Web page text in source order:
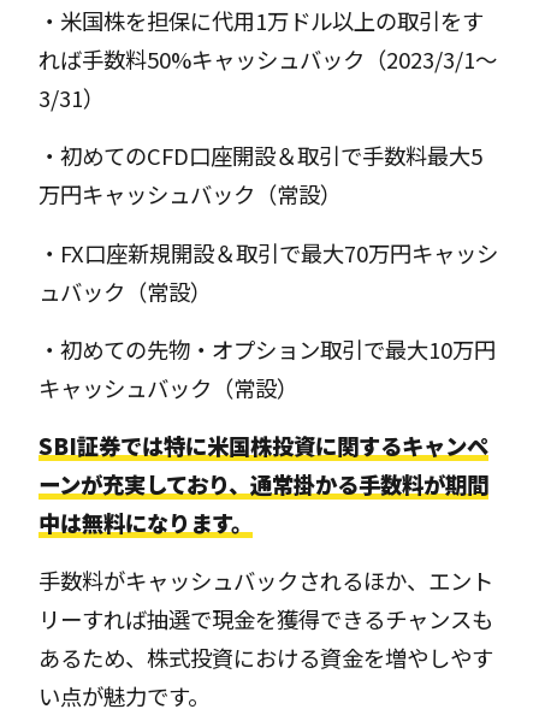
・米国株を担保に代用1万ドル以上の取引をす
れば手数料50%キャッシュバック（2023/3/1〜
3/31）
・初めてのCFD口座開設＆取引で手数料最大5
万円キャッシュバック（常設）
・FX口座新規開設＆取引で最大70万円キャッシ
ュバック（常設）
・初めての先物・オプション取引で最大10万円
キャッシュバック（常設）
SBI証券では特に米国株投資に関するキャンペ
ーンが充実しており、通常掛かる手数料が期間
中は無料になります。
手数料がキャッシュバックされるほか、エント
リーすれば抽選で現金を獲得できるチャンスも
あるため、株式投資における資金を増やしやす
い点が魅力です。